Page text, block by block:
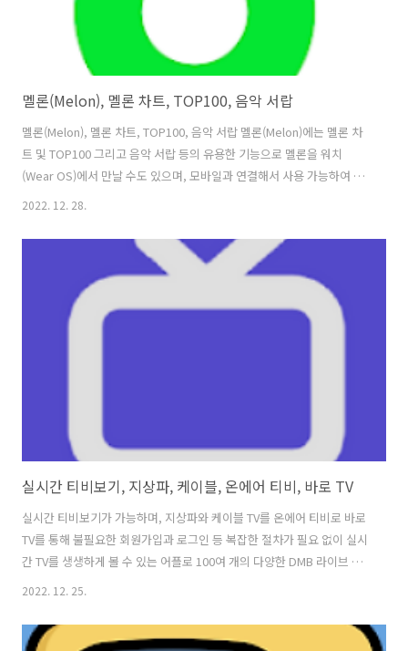
멜론(Melon), 멜론 차트, TOP100, 음악 서랍
멜론(Melon), 멜론 차트, TOP100, 음악 서랍 멜론(Melon)에는 멜론 차
트 및 TOP100 그리고 음악 서랍 등의 유용한 기능으로 멜론을 워치
(Wear OS)에서 만날 수도 있으며, 모바일과 연결해서 사용 가능하여 워
치 단독으로 음악을 감상할 수 있습니다. 멜론의 주요 서비스는 일단 기
직 홈이고, 멜론차트 등 지금 가장 핫한 음악을 한눈에 볼 수 있는 공간입
니다. 또, 음악 방송을 통해 오디오, 영상, 매거진 등 멜론만의 오리지널
콘텐츠를 모두 즐길 수 있으며, 나에게 맞는 추천 태그 기반으로 손쉽게
검색할 수 있고, 다양한 메뉴의 바로가기가 제공됩니다. 음악서랍에는 최
2022. 12. 28.
실시간 티비보기, 지상파, 케이블, 온에어 티비, 바로 TV
실시간 티비보기가 가능하며, 지상파와 케이블 TV를 온에어 티비로 바로
TV를 통해 불필요한 회원가입과 로그인 등 복잡한 절차가 필요 없이 실시
간 TV를 생생하게 볼 수 있는 어플로 100여 개의 다양한 DMB 라이브 채
다양한 온에어 채널의 실시간 라이브 방송을 제공하고 있습니다. TV 안
2022. 12. 25.